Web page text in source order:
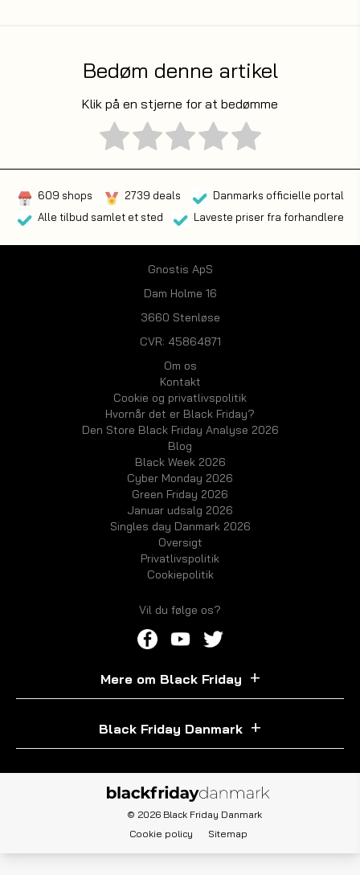
Bedøm denne artikel
Klik på en stjerne for at bedømme
609 shops 2739 deals
Danmarks officielle portal
Alle tilbud samlet et sted
Laveste priser fra forhandlere
Gnostis ApS
Dam Holme 16
3660 Stenløse
CVR: 45864871
Om os
Kontakt
Cookie og privatlivspolitik
Hvornår det er Black Friday?
Den Store Black Friday Analyse 2026
Blog
Black Week 2026
Cyber Monday 2026
Green Friday 2026
Januar udsalg 2026
Singles day Danmark 2026
Oversigt
Privatlivspolitik
Cookiepolitik
Vil du følge os?
Mere om Black Friday
Black Friday Danmark
© 2026 Black Friday Danmark
Cookie policy
Sitemap